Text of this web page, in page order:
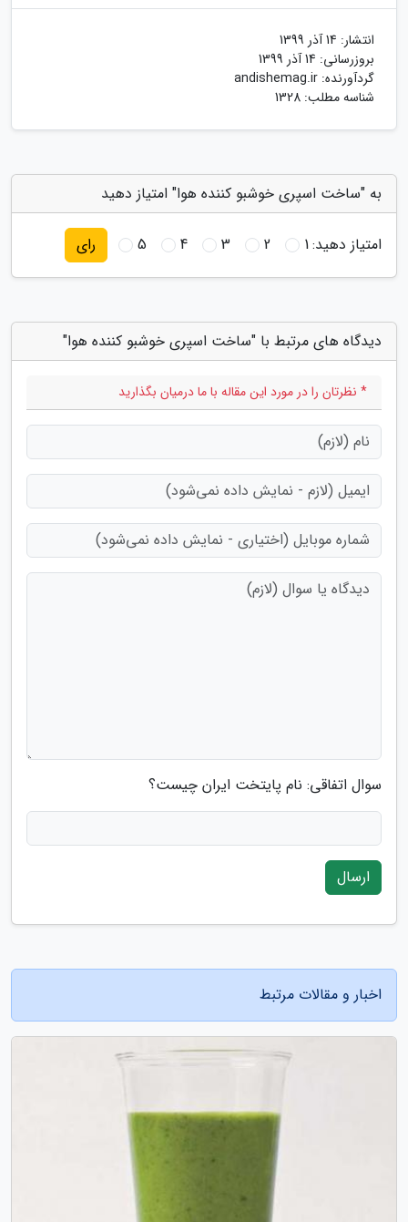
انتشار: 14 آذر 1399
بروزرسانی: 14 آذر 1399
گردآورنده: andishemag.ir
شناسه مطلب: 1328
به "ساخت اسپری خوشبو کننده هوا" امتیاز دهید
امتیاز دهید:1
2
3
4
5 رای
دیدگاه های مرتبط با "ساخت اسپری خوشبو کننده هوا"
* نظرتان را در مورد این مقاله با ما درمیان بگذارید
سوال اتفاقی: نام پایتخت ایران چیست؟
ارسال
اخبار و مقالات مرتبط